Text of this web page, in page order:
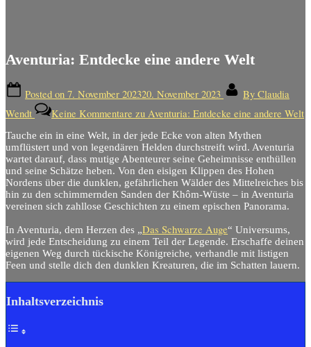
Aventuria: Entdecke eine andere Welt
Posted on 7. November 202320. November 2023 By Claudia
Wendt
Keine Kommentare zu Aventuria: Entdecke eine andere Welt
Tauche ein in eine Welt, in der jede Ecke von alten Mythen
umflüstert und von legendären Helden durchstreift wird. Aventuria
wartet darauf, dass mutige Abenteurer seine Geheimnisse enthüllen
und seine Schätze heben. Von den eisigen Klippen des Hohen
Nordens über die dunklen, gefährlichen Wälder des Mittelreiches bis
hin zu den schimmernden Sanden der Khôm-Wüste – in Aventuria
vereinen sich zahllose Geschichten zu einem epischen Panorama.
In Aventuria, dem Herzen des „Das Schwarze Auge“ Universums,
wird jede Entscheidung zu einem Teil der Legende. Erschaffe deinen
eigenen Weg durch tückische Königreiche, verhandle mit listigen
Feen und stelle dich den dunklen Kreaturen, die im Schatten lauern.
Inhaltsverzeichnis